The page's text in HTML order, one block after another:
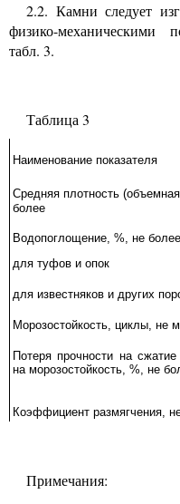
2.2. Камни следует
физико-механическими
табл. 3.
Таблица 3
Наименование показателя
Средняя плотность
более
Водопоглощение, %, не
для туфов и опок
для известняков и других
Морозостойкость, циклы, не
Потеря прочности на
на морозостойкость, %, не
Коэффициент размягчения,
Примечания: